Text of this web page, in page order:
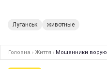
Луганськ животные
Головна › Життя › Мошенники